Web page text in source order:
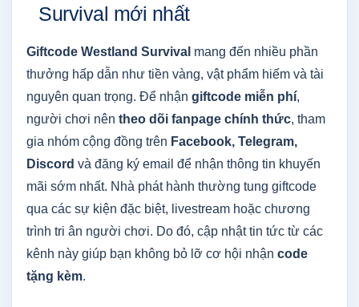
Survival mới nhất
Giftcode Westland Survival mang đến nhiều phần
thưởng hấp dẫn như tiền vàng, vật phẩm hiếm và tài
nguyên quan trọng. Để nhận giftcode miễn phí,
người chơi nên theo dõi fanpage chính thức, tham
gia nhóm cộng đồng trên Facebook, Telegram,
Discord và đăng ký email để nhận thông tin khuyến
mãi sớm nhất. Nhà phát hành thường tung giftcode
qua các sự kiện đặc biệt, livestream hoặc chương
trình tri ân người chơi. Do đó, cập nhật tin tức từ các
kênh này giúp bạn không bỏ lỡ cơ hội nhận code
tặng kèm.